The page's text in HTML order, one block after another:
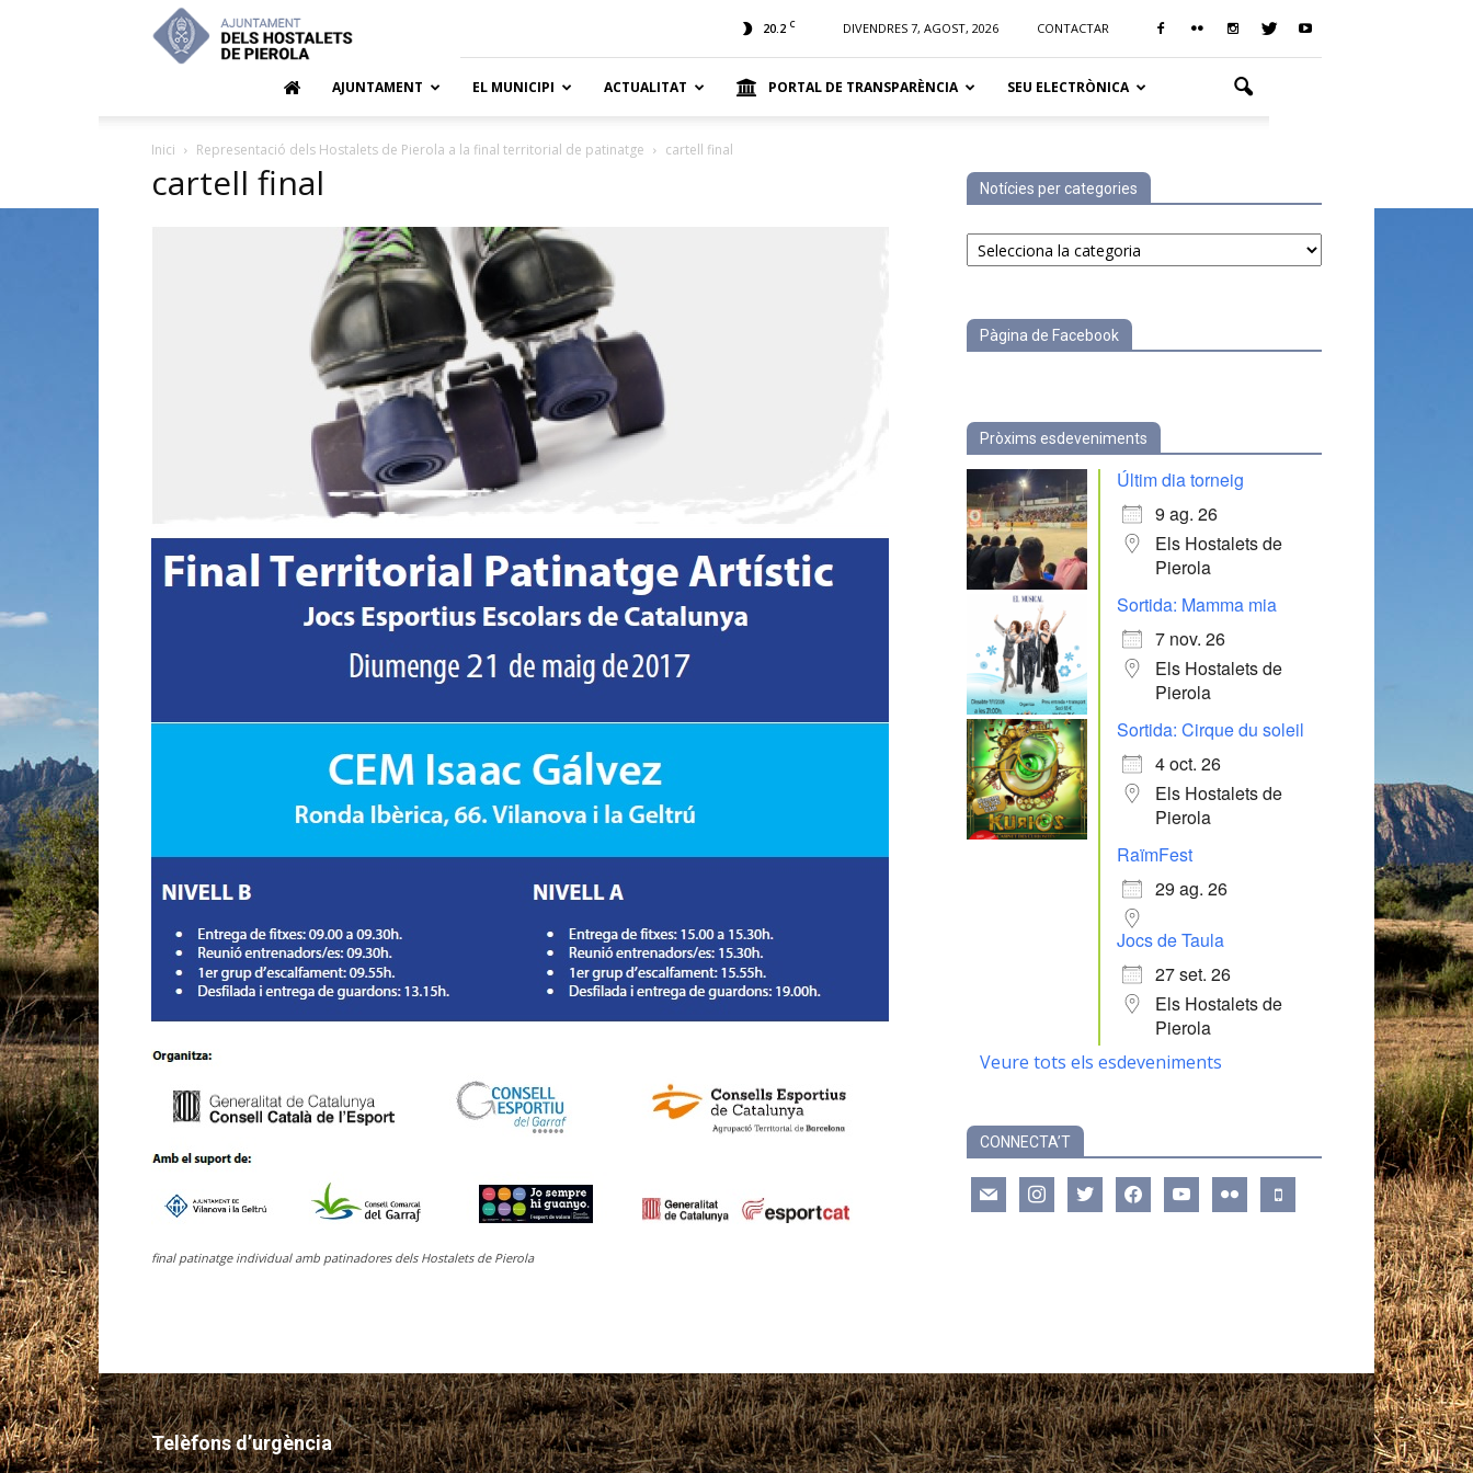
Hostalets
de
20.2 C DIVENDRES 7, AGOST, 2026 CONTACTAR
AJUNTAMENT EL MUNICIPI ACTUALITAT PORTAL DE TRANSPARÈNCIA SEU ELECTRÒNICA
Inici Representació dels Hostalets de Pierola a la final territorial de patinatge cartell final
cartell final
final patinatge individual amb patinadores dels Hostalets de Pierola
Notícies per categories
Notícies
per
Pàgina de Facebook
Pròxims esdeveniments
Últim dia torneig
9 ag. 26
Els Hostalets de
Pierola
Sortida: Mamma mia
7 nov. 26
Els Hostalets de
Pierola
Sortida: Cirque du soleil
4 oct. 26
Els Hostalets de
Pierola
RaïmFest
29 ag. 26
Jocs de Taula
27 set. 26
Els Hostalets de
Pierola
Veure tots els esdeveniments
CONNECTA’T
mail instagramtwitter facebookyoutube flickr mobile
Telèfons d’urgència